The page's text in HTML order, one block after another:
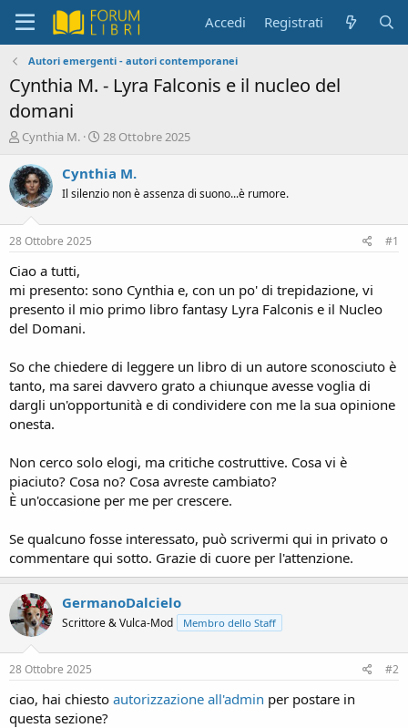
Accedi Registrati
Autori emergenti - autori contemporanei
Cynthia M. - Lyra Falconis e il nucleo del
domani
C
e
a
t
e
D
i
s
c
u
s
i
n
e
Cynthia M.
D
t
d
i
o
28 Ottobre 2025
Cynthia M.
Il silenzio non è assenza di suono...è rumore.
28 Ottobre 2025 #1
Ciao a tutti,
mi presento: sono Cynthia e, con un po' di trepidazione, vi
presento il mio primo libro fantasy Lyra Falconis e il Nucleo
del Domani.
So che chiedere di leggere un libro di un autore sconosciuto è
tanto, ma sarei davvero grato a chiunque avesse voglia di
dargli un'opportunità e di condividere con me la sua opinione
onesta.
Non cerco solo elogi, ma critiche costruttive. Cosa vi è
piaciuto? Cosa no? Cosa avreste cambiato?
È un'occasione per me per crescere.
Se qualcuno fosse interessato, può scrivermi qui in privato o
commentare qui sotto. Grazie di cuore per l'attenzione.
GermanoDalcielo
Scrittore & Vulca-Mod Membro dello Staff
28 Ottobre 2025 #2
ciao, hai chiesto autorizzazione all'admin per postare in
questa sezione?